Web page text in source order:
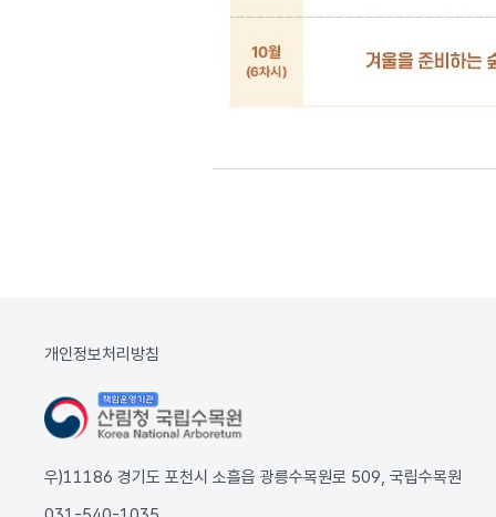
개인정보처리방침
우)11186 경기도 포천시 소흘읍 광릉수목원로 509, 국립수목원